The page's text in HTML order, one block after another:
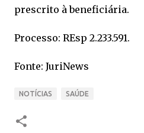
prescrito à beneficiária.
Processo: REsp 2.233.591.
Fonte: JuriNews
NOTÍCIAS SAÚDE